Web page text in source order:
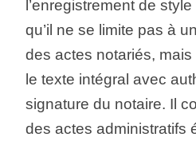
l’enregistrement de
qu’il ne se limite pas à
des actes notariés, mais
le texte intégral avec
signature du notaire. Il
des actes administratifs